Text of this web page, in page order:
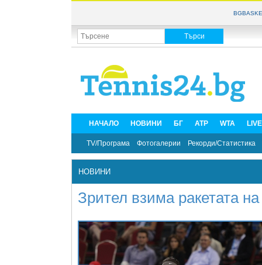
НАЧАЛО НОВИНИ БГ ATP WTA
TV/Програма Фотогалерии Рекорди/Статистика
НОВИНИ
Зрител взима ракетата